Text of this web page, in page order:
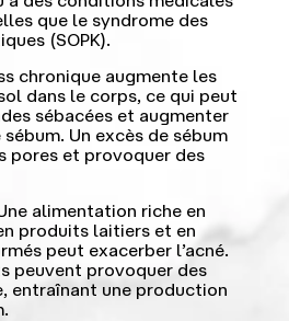
que le syndrome des
(SOPK).
chronique augmente les
dans le corps, ce qui peut
sébacées et augmenter
Un excès de sébum
pores et provoquer des
alimentation riche en
produits laitiers et en
peut exacerber l’acné.
peuvent provoquer des
entraînant une production